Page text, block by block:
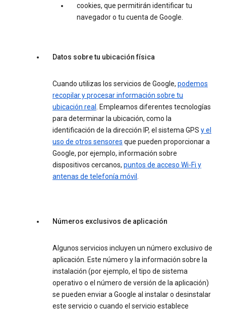
cookies, que permitirán identificar tu
navegador o tu cuenta de Google.
Datos sobre tu ubicación física
Cuando utilizas los servicios de Google, podemos
recopilar y procesar información sobre tu
ubicación real. Empleamos diferentes tecnologías
para determinar la ubicación, como la
identificación de la dirección IP, el sistema GPS y el
uso de otros sensores que pueden proporcionar a
Google, por ejemplo, información sobre
dispositivos cercanos, puntos de acceso Wi-Fi y
antenas de telefonía móvil .
Números exclusivos de aplicación
Algunos servicios incluyen un número exclusivo de
aplicación. Este número y la información sobre la
instalación (por ejemplo, el tipo de sistema
operativo o el número de versión de la aplicación)
se pueden enviar a Google al instalar o desinstalar
este servicio o cuando el servicio establece